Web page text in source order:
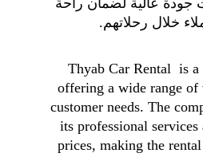
جودة عالية لضمان راحة
خلال رحلاتهم.
Thyab Car Rental  is
offering a wide range of
customer needs. The
its professional
prices, making the